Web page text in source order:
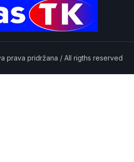
prava pridržana / All rigths reserved